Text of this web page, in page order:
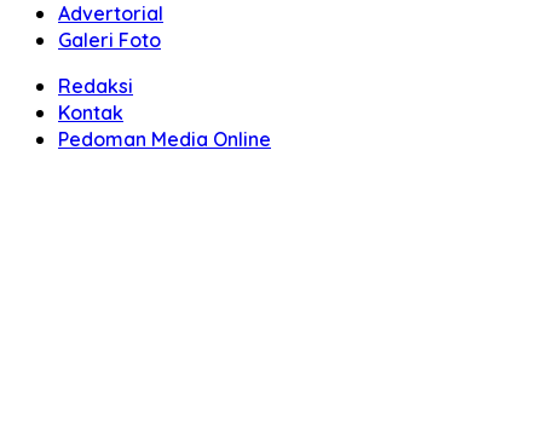
Advertorial
Galeri Foto
Redaksi
Kontak
Pedoman Media Online